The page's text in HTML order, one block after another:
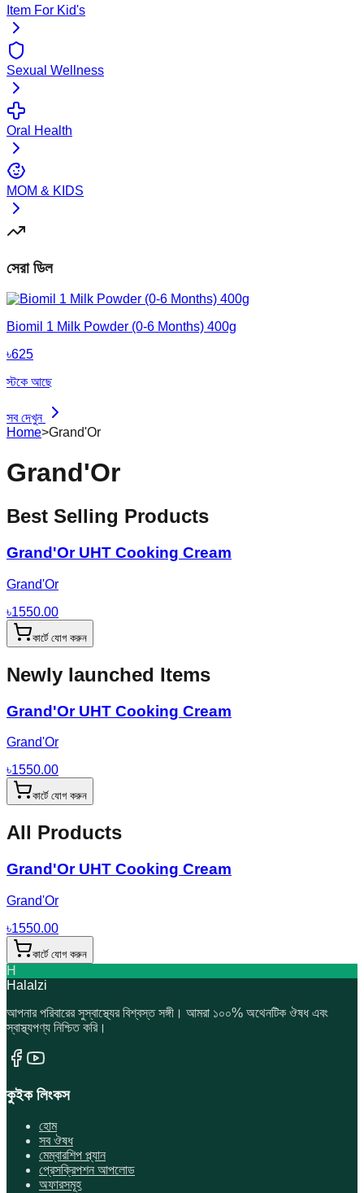
Item For Kid's
Sexual Wellness
Oral Health
MOM & KIDS
সেরা ডিল
Biomil 1 Milk Powder (0-6 Months) 400g
৳625
স্টকে আছে
সব দেখুন
Home>Grand'Or
Grand'Or
Best Selling Products
Grand'Or UHT Cooking Cream
Grand'Or
৳1550.00
কার্টে যোগ করুন
Newly launched Items
Grand'Or UHT Cooking Cream
Grand'Or
৳1550.00
কার্টে যোগ করুন
All Products
Grand'Or UHT Cooking Cream
Grand'Or
৳1550.00
কার্টে যোগ করুন
H
Halalzi
আপনার পরিবারের সুস্বাস্থ্যের বিশ্বস্ত সঙ্গী। আমরা ১০০% অথেনটিক ঔষধ এবং
স্বাস্থ্যপণ্য নিশ্চিত করি।
কুইক লিংকস
হোম
সব ঔষধ
মেম্বারশিপ প্ল্যান
প্রেসক্রিপশন আপলোড
অফারসমূহ